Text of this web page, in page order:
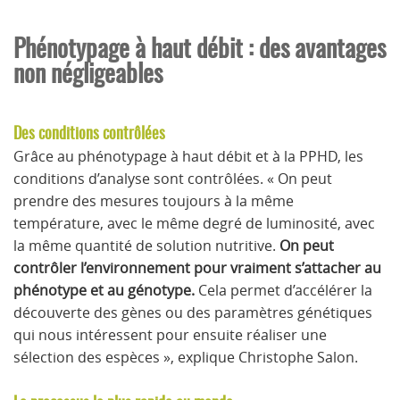
Phénotypage à haut débit : des avantages
non négligeables
Des conditions contrôlées
Grâce au phénotypage à haut débit et à la PPHD, les
conditions d’analyse sont contrôlées. « On peut
prendre des mesures toujours à la même
température, avec le même degré de luminosité, avec
la même quantité de solution nutritive. On peut
contrôler l’environnement pour vraiment s’attacher au
phénotype et au génotype. Cela permet d’accélérer la
découverte des gènes ou des paramètres génétiques
qui nous intéressent pour ensuite réaliser une
sélection des espèces », explique Christophe Salon.